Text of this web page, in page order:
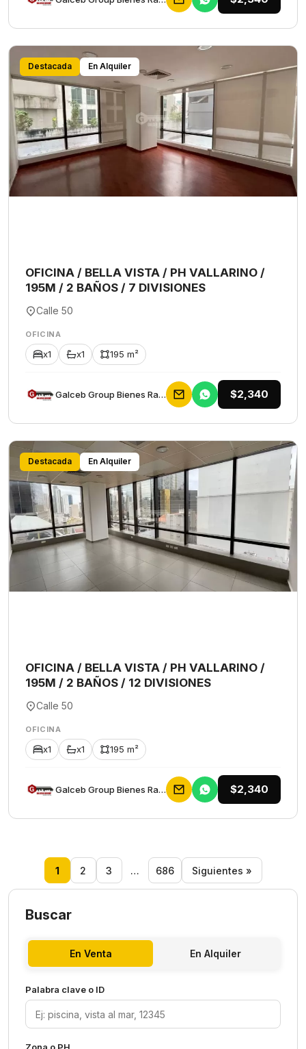
Destacada En Alquiler
OFICINA / BELLA VISTA / PH VALLARINO /
195M / 2 BAÑOS / 7 DIVISIONES
Calle 50
OFICINA
x1 x1 195 m²
Galceb Group Bienes Raices $2,340
Destacada En Alquiler
OFICINA / BELLA VISTA / PH VALLARINO /
195M / 2 BAÑOS / 12 DIVISIONES
Calle 50
OFICINA
x1 x1 195 m²
Galceb Group Bienes Raices $2,340
1 2 3 … 686 Siguientes »
Buscar
En Venta En Alquiler
Palabra clave o ID